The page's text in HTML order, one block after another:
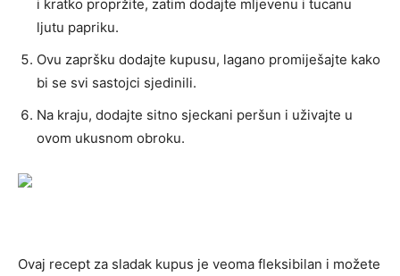
i kratko propržite, zatim dodajte mljevenu i tucanu
ljutu papriku.
Ovu zapršku dodajte kupusu, lagano promiješajte kako
bi se svi sastojci sjedinili.
Na kraju, dodajte sitno sjeckani peršun i uživajte u
ovom ukusnom obroku.
Ovaj recept za sladak kupus je veoma fleksibilan i možete